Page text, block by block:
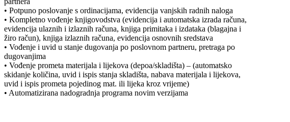
• Potpuno poslovanje s ordinacijama, evidencija vanjskih radnih naloga
• Kompletno vođenje knjigovodstva (evidencija i automatska izrada računa,
evidencija ulaznih i izlaznih računa, knjiga primitaka i izdataka (blagajna i
žiro račun), knjiga izlaznih računa, evidencija osnovnih sredstava
• Vođenje i uvid u stanje dugovanja po poslovnom partneru, pretraga po
dugovanjima
• Vođenje prometa materijala i lijekova (depoa/skladišta) – (automatsko
skidanje količina, uvid i ispis stanja skladišta, nabava materijala i lijekova,
uvid i ispis prometa pojedinog mat. ili lijeka kroz vrijeme)
• Automatizirana nadogradnja programa novim verzijama